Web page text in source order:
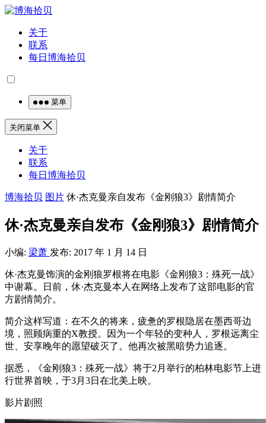
关于
联系
每日博海拾贝
菜单
关闭菜单
关于
联系
每日博海拾贝
博海拾贝 图片 休·杰克曼亲自发布《金刚狼3》剧情简介
休·杰克曼亲自发布《金刚狼3》剧情简介
小编: 梁萧 发布: 2017 年 1 月 14 日
休·杰克曼饰演的金刚狼罗根将在电影《金刚狼3：殊死一战》
中谢幕。日前，休·杰克曼本人在网络上发布了这部电影的官
方剧情简介。
简介这样写道：在不久的将来，疲惫的罗根隐居在墨西哥边
境，照顾病重的X教授。因为一个年轻的变种人，罗根远离尘
世、安享晚年的愿望破灭了。他再次被黑暗势力追逐。
据悉，《金刚狼3：殊死一战》将于2月举行的柏林电影节上进
行世界首映，于3月3日在北美上映。
影片剧照